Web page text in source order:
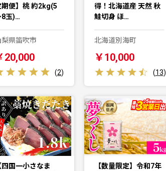
期便】桃 約2kg(5
8玉)…
梨県笛吹市
20,000
(2)
得！北海道産 天然 秋
鮭切身 ほ…
北海道別海町
￥10,000
(13)
四国一小さなま
【数量限定】令和7年